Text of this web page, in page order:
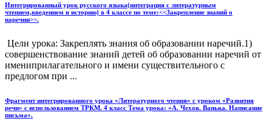
Интегрированный урок русского языка(интеграция с литературным
чтением,введением в историю) в 4 классе по теме:<<Закрепление знаний о
наречии>>.
Цели урока: Закреплять знания об образовании наречий.1)
совершенствование знаний детей об образовании наречий от
имениприлагательного и имени существительного с
предлогом при ...
Фрагмент интегрированного урока «Литературного чтения» с уроком «Развития
речи» с использованием ТРКМ. 4 класс Тема урока: «А. Чехов. Ванька. Написание
письма».